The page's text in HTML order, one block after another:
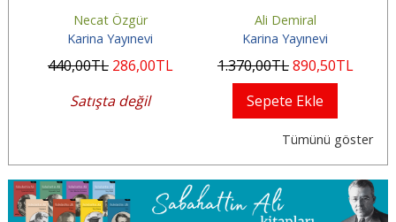
Necat Özgür
Karina Yayınevi
440,00TL 286,00TL
Satışta değil
Ali Demiral
Karina Yayınevi
1.370,00TL890,50TL
Sepete Ekle
Tümünü göster